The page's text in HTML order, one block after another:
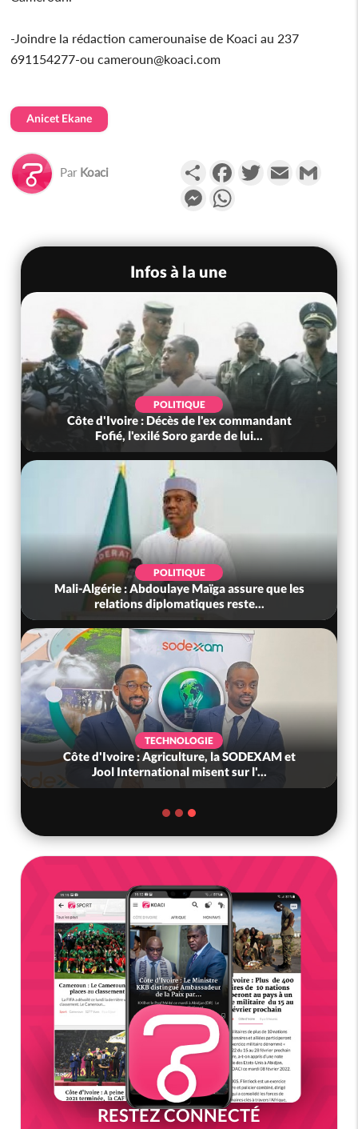
-Joindre la rédaction camerounaise de Koaci au 237
691154277-ou cameroun@koaci.com
Anicet Ekane
Par Koaci PartagerFacebookTwitterEmail
Messenger
Infos à la une
JUSTICE
Côte d'Ivoire : Grand-Bassam, le Parquet
général demande le sursis à l'exéc...
SOCIÉTÉ
Côte d'Ivoire : Une collision entre deux
camions fait 02 morts calcinés dan...
POLITIQUE
Côte d'Ivoire : Nouvelle Direction du PPA-CI,
Léon Emmanuel Monnet nommé pr...
RESTEZ CONNECTÉ